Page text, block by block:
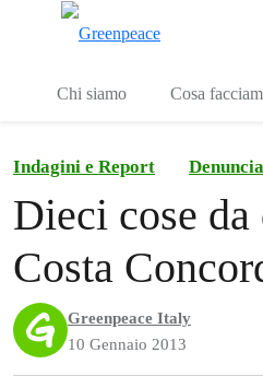
Chi siamo Cosa
Indagini e Report Denuncia
Dieci cose
Costa
Greenpeace Italy
10 Gennaio 2013